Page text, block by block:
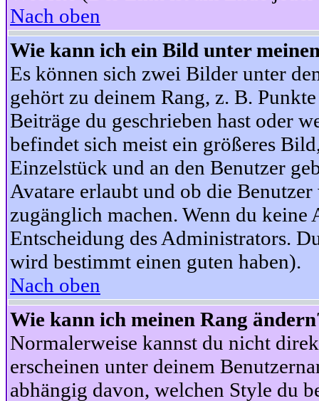
Nach oben
Wie kann ich ein Bild unter
Es können sich zwei Bilder unter
gehört zu deinem Rang, z. B.
Beiträge du geschrieben hast oder
befindet sich meist ein größeres
Einzelstück und an den Benutzer
Avatare erlaubt und ob die
zugänglich machen. Wenn du keine
Entscheidung des Administrators.
wird bestimmt einen guten haben).
Nach oben
Wie kann ich meinen Rang
Normalerweise kannst du nicht
erscheinen unter deinem
abhängig davon, welchen Style du